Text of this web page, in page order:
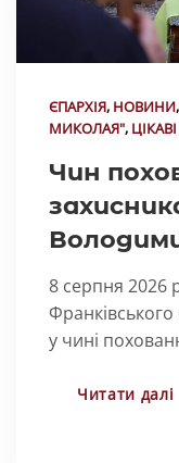
ЄПАРХІЯ, НОВИНИ,
МИКОЛАЯ", ЦІКАВІ
Чин
8 серпня 2026
у чині
Читати далі